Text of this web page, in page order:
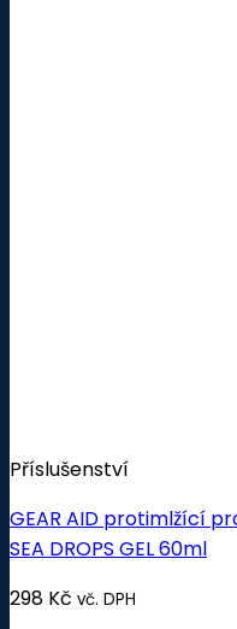
Příslušenství
GEAR AID protimlžící
SEA DROPS GEL 60ml
298 Kč vč. DPH